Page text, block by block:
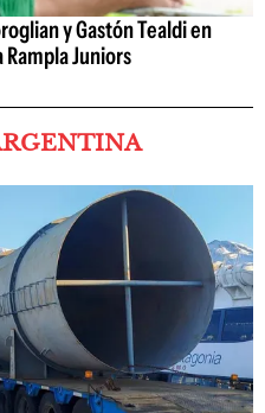
y Gastón Tealdi en
Juniors